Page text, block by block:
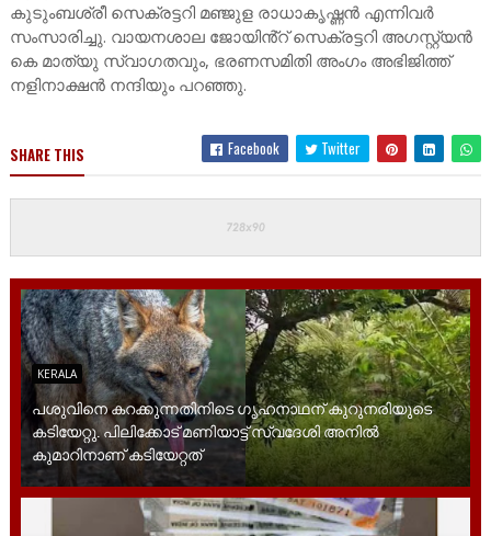
കുടുംബശ്രീ സെക്രട്ടറി മഞ്ജുള രാധാകൃഷ്ണൻ എന്നിവർ
സംസാരിച്ചു. വായനശാല ജോയിൻ്റ് സെക്രട്ടറി അഗസ്റ്റ്യൻ
കെ മാത്യു സ്വാഗതവും, ഭരണസമിതി അംഗം അഭിജിത്ത്
നളിനാക്ഷൻ നന്ദിയും പറഞ്ഞു.
SHARE THIS Facebook Twitter
KERALA
പശുവിനെ കറക്കുന്നതിനിടെ ഗൃഹനാഥന് കുറുനരിയുടെ
കടിയേറ്റു. പിലിക്കോട് മണിയാട്ട് സ്വദേശി അനിൽ
കുമാറിനാണ് കടിയേറ്റത്